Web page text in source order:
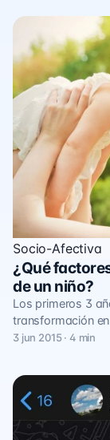
Socio-Afectiva
¿Qué
de un niño?
Los primeros 3
transformación
3 jun 2015 · 4 min